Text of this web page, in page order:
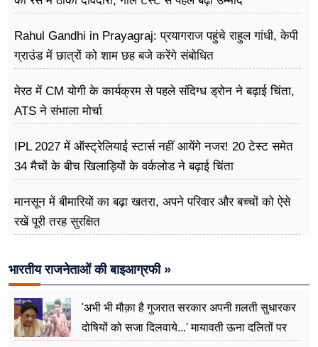
Rahul Gandhi in Prayagraj: प्रयागराज पहुंचे राहुल गांधी, केपी
ग्राउंड में छात्रों को शाम छह बजे करेंगे संबोधित
मेरठ में CM योगी के कार्यक्रम से पहले संदिग्ध ड्रोन ने बढ़ाई चिंता,
ATS ने संभाला मोर्चा
IPL 2027 में ऑस्ट्रेलियाई स्टार्स नहीं आयेंगे नजर! 20 टेस्ट समेत
34 मैचों के बीच खिलाड़ियों के वर्कलोड ने बढ़ाई चिंता
मानसून में बीमारियों का बढ़ा खतरा, अपने परिवार और बच्चों को ऐसे
रखें पूरी तरह सुरक्षित
भारतीय राजनेताओं की बाइआग्रफी »
'अभी भी मौक़ा है गुजरात सरकार अपनी ग़लती सुधारकर
दोषियों को सजा दिलवाये...' मायावती ऊना दलितों पर